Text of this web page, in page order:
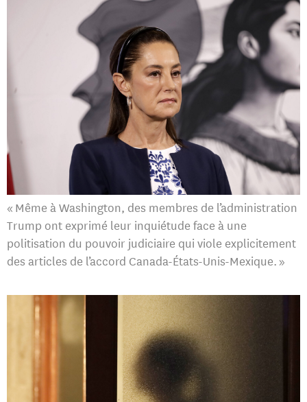
« Même à Washington, des membres de l’administration
Trump ont exprimé leur inquiétude face à une
politisation du pouvoir judiciaire qui viole explicitement
des articles de l’accord Canada-États-Unis-Mexique. »